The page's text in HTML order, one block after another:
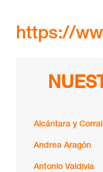
https://
Alcántara y Corral
Andrea Aragón
Antonio Valdivia